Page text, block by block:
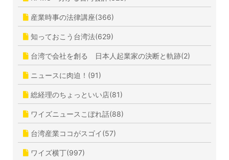
産業時事の法律講座(366)
知っておこう台湾法(629)
台湾で会社を創る 日本人起業家の決断と軌跡(2)
ニュースに肉迫！(91)
総経理のちょっといい店(81)
ワイズニュースこぼれ話(88)
台湾産業ココがスゴイ(57)
ワイズ横丁(997)